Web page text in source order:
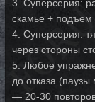
3. Суперсерия:
скамье + подъем
4. Суперсерия:
через стороны
5. Любое
до отказа
— 20-30